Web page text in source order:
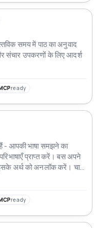
समय में पाठ का अनुवाद
संचार उपकरणों के लिए आदर्श
ready
- आपकी भाषा समझने का
प्राप्त करें। बस अपने
अर्थ को अनलॉक करें। चाहे
हमारे व्यापक और बहुभाषी वर्ड
ready